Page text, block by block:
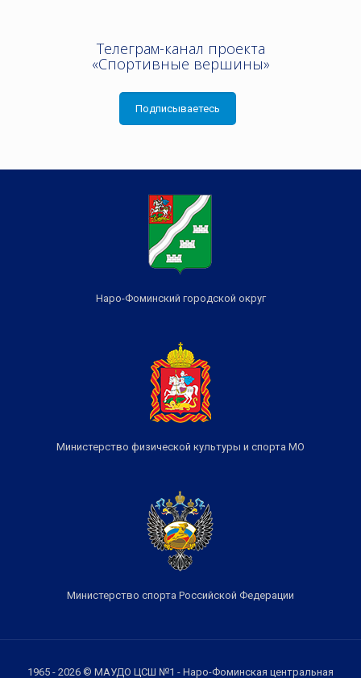
Телеграм-канал проекта
«Спортивные вершины»
Подписываетесь
Наро-Фоминский городской округ
Министерство физической культуры и спорта МО
Министерство спорта Российской Федерации
1965 - 2026 © МАУДО ЦСШ №1 - Наро-Фоминская центральная